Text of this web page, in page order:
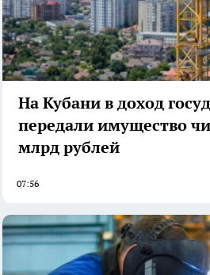
На Кубани в доход
передали имущество
млрд рублей
07:56